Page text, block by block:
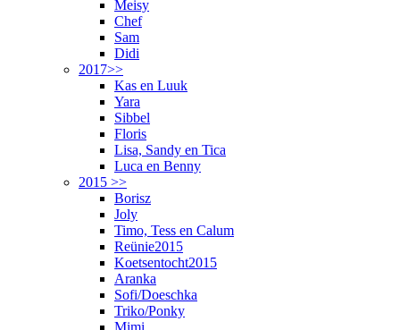
Meisy
Chef
Sam
Didi
2017>>
Kas en Luuk
Yara
Sibbel
Floris
Lisa, Sandy en Tica
Luca en Benny
2015 >>
Borisz
Joly
Timo, Tess en Calum
Reünie2015
Koetsentocht2015
Aranka
Sofi/Doeschka
Triko/Ponky
Mimi